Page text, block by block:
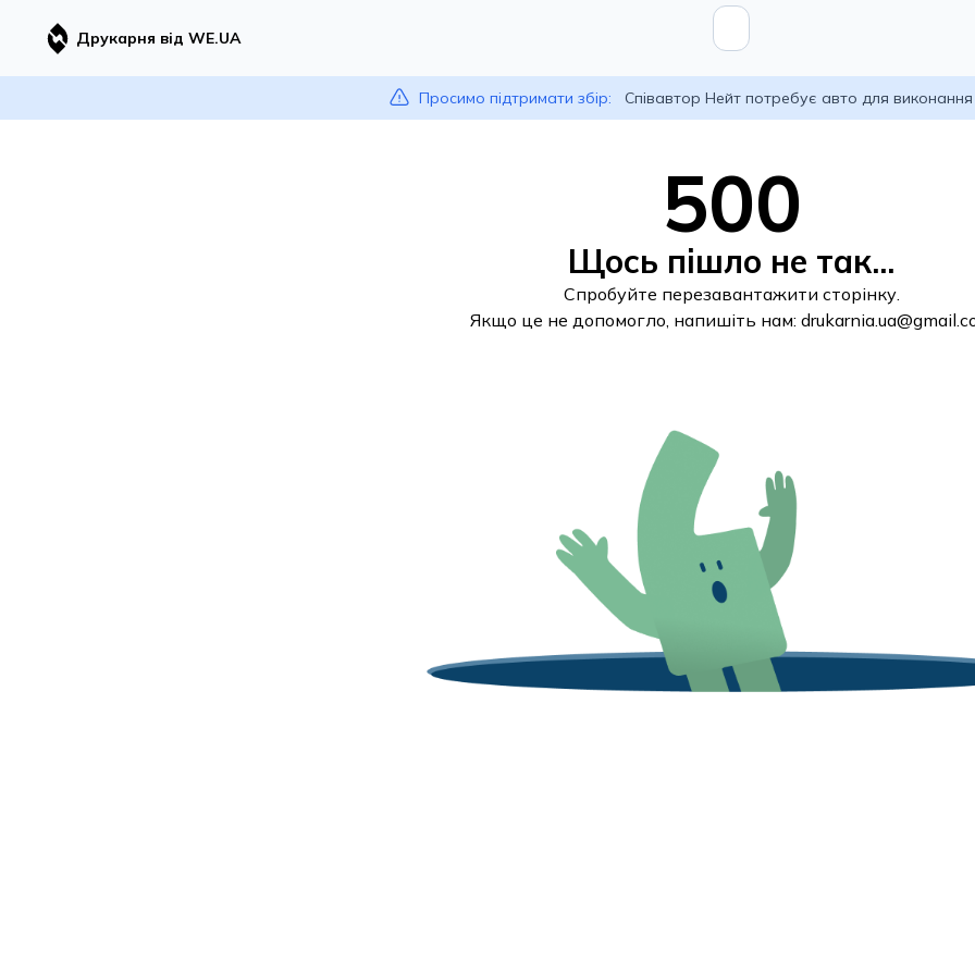
Друкарня від WE.UA
Просимо підтримати збір: Співавтор Нейт потребує авто для
500
Щось пішло не так...
Спробуйте перезавантажити сторінку.
Якщо це не допомогло, напишіть нам: